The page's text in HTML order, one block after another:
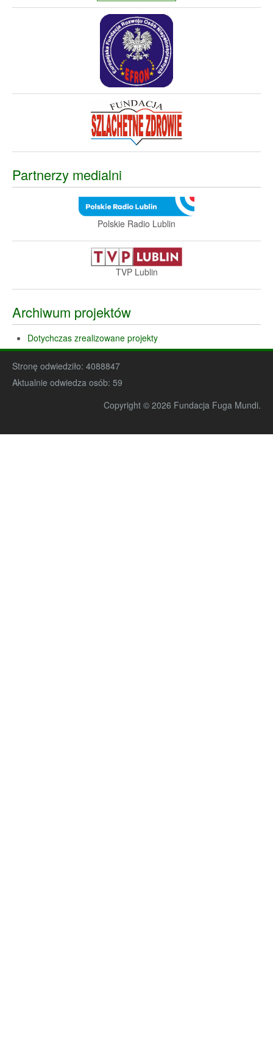
Partnerzy medialni
Polskie Radio Lublin
TVP Lublin
Archiwum projektów
Dotychczas zrealizowane projekty
Stronę odwiedziło: 4088847
Aktualnie odwiedza osób: 59
Copyright © 2026 Fundacja Fuga Mundi.